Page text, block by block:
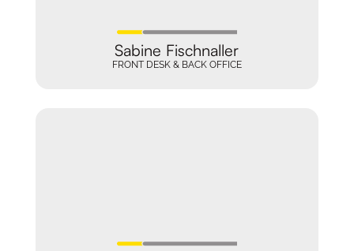
Sabine Fischnaller
FRONT DESK & BACK OFFICE